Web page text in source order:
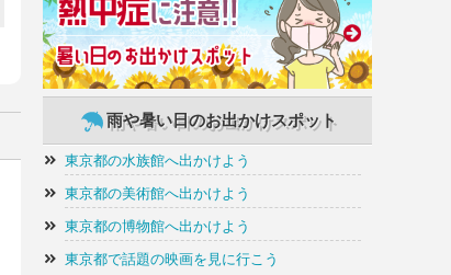
雨や暑い日のお出かけスポット
東京都の水族館へ出かけよう
東京都の美術館へ出かけよう
東京都の博物館へ出かけよう
東京都で話題の映画を見に行こう